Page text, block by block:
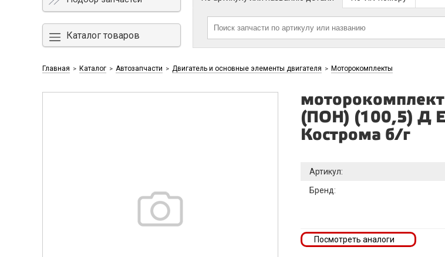
Каталог товаров
Главная > Каталог > Автозапчасти > Двигатель и основные элементы двигателя > Моторокомплекты
(ПОН) (100,5) Д
Кострома б/г
Артикул:
Бренд:
Посмотреть аналоги